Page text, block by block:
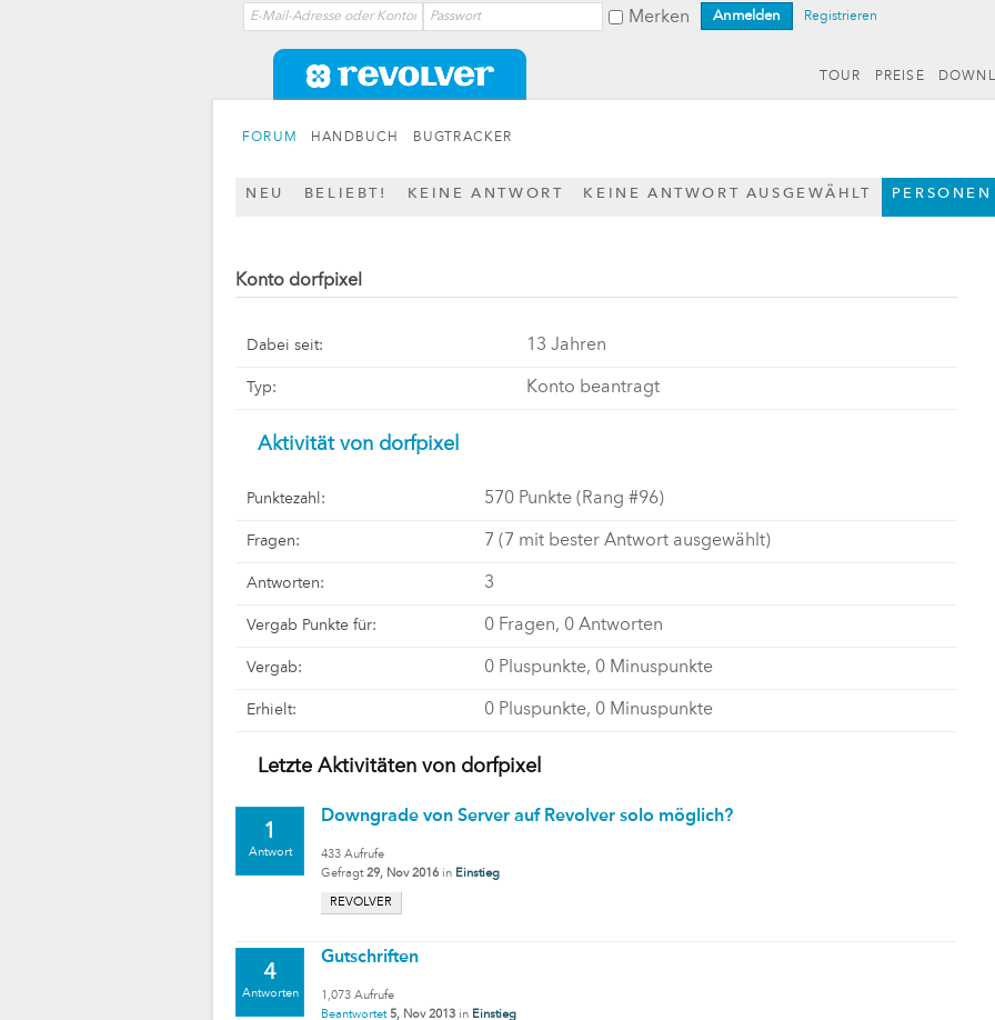
Merken Registrieren
TOUR PREISE
FORUM HANDBUCH BUGTRACKER
NEU BELIEBT! KEINE ANTWORT KEINE ANTWORT AUSGEWÄHLT PERSONEN
Konto dorfpixel
Dabei seit: 13 Jahren
Typ: Konto beantragt
Aktivität von dorfpixel
Punktezahl: 570 Punkte (Rang #96)
Fragen: 7 ( 7 mit bester Antwort ausgewählt)
Antworten: 3
Vergab Punkte für: 0 Fragen, 0 Antworten
Vergab: 0 Pluspunkte, 0 Minuspunkte
Erhielt: 0 Pluspunkte, 0 Minuspunkte
Letzte Aktivitäten von dorfpixel
1
Antwort
Downgrade von Server auf Revolver solo möglich?
433 Aufrufe
Gefragt 29, Nov 2016 in Einstieg
REVOLVER
4
Antworten
Gutschriften
1,073 Aufrufe
Beantwortet 5, Nov 2013 in Einstieg